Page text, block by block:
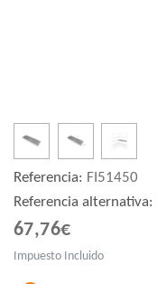
Referencia: FI51450
Referencia alternativa:
67,76€
Impuesto Incluido